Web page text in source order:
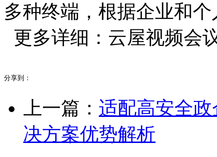
多种终端，根据企业和
更多详细：云屋视频会
分享到：
上一篇： 适配高安全
决方案优势解析